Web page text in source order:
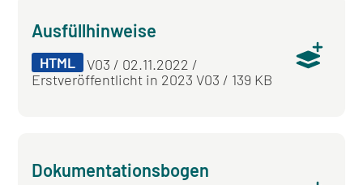
Ausfüllhinweise
HTML
V03 / 02.11.2022 /
Erstveröffentlicht in 2023 V03 / 139 KB
Dokumentationsbogen